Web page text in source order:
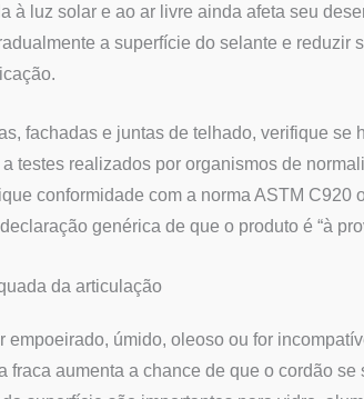
à luz solar e ao ar livre ainda afeta seu
a superfície do selante e
fachadas e juntas de telhado, verifique
testes realizados por organismos de
conformidade com a norma ASTM
genérica de que o produto é “à
da articulação
empoeirado, úmido, oleoso ou for
fraca aumenta a chance de que o cordão